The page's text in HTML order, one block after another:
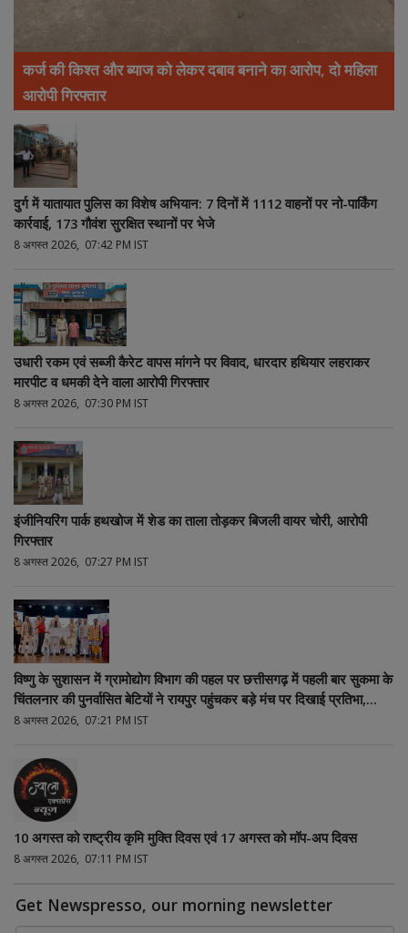
कर्ज की किश्त और ब्याज को लेकर दबाव बनाने का आरोप, दो महिला
आरोपी गिरफ्तार
दुर्ग में यातायात पुलिस का विशेष अभियान: 7 दिनों में 1112 वाहनों पर नो-पार्किंग
कार्रवाई, 173 गौवंश सुरक्षित स्थानों पर भेजे
8 अगस्त 2026, 07:42 PM IST
उधारी रकम एवं सब्जी कैरेट वापस मांगने पर विवाद, धारदार हथियार लहराकर
मारपीट व धमकी देने वाला आरोपी गिरफ्तार
8 अगस्त 2026, 07:30 PM IST
इंजीनियरिंग पार्क हथखोज में शेड का ताला तोड़कर बिजली वायर चोरी, आरोपी
गिरफ्तार
8 अगस्त 2026, 07:27 PM IST
विष्णु के सुशासन में ग्रामोद्योग विभाग की पहल पर छत्तीसगढ़ में पहली बार सुकमा के
चिंतलनार की पुनर्वासित बेटियों ने रायपुर पहुंचकर बड़े मंच पर दिखाई प्रतिभा,
मुख्यमंत्री एवं विधानसभा अध्यक्ष हुए गदगद
8 अगस्त 2026, 07:21 PM IST
10 अगस्त को राष्ट्रीय कृमि मुक्ति दिवस एवं 17 अगस्त को मॉप-अप दिवस
8 अगस्त 2026, 07:11 PM IST
Get Newspresso, our morning newsletter